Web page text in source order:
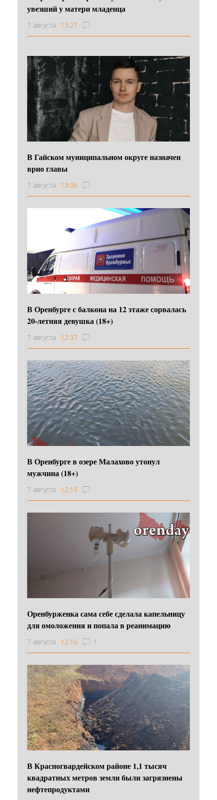
увезший у матери младенца
7 августа 13:27
В Гайском муниципальном округе назначен
врио главы
7 августа 13:06
В Оренбурге с балкона на 12 этаже сорвалась
20-летняя девушка (18+)
7 августа 12:37
В Оренбурге в озере Малахово утонул
мужчина (18+)
7 августа 12:19
Оренбурженка сама себе сделала капельницу
для омоложения и попала в реанимацию
7 августа 12:16 1
В Красногвардейском районе 1,1 тысяч
квадратных метров земли были загрязнены
нефтепродуктами